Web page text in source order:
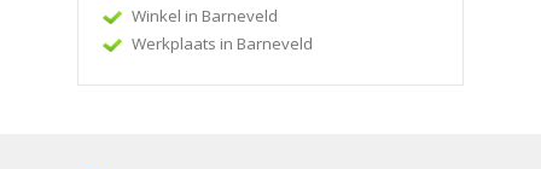
Winkel in Barneveld
Werkplaats in Barneveld